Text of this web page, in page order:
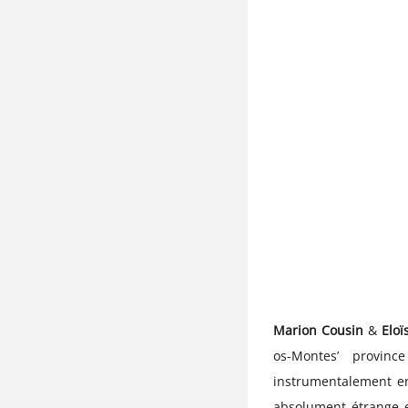
Marion Cousin &
os-Montes’
instrumentalement